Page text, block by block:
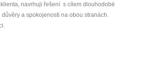
navrhuji řešení s cílem dlouhodobé
a spokojenosti na obou stranách.